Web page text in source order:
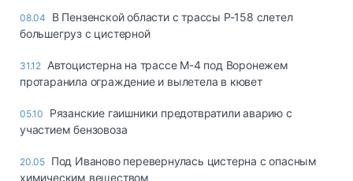
Коммерческий
транспорт
Спецтехника
запчасти, шины
08.04
В Пензенской области с трассы Р-158 слетел
большегруз с цистерной
31.12 Автоцистерна на трассе М-4 под Воронежем
протаранила ограждение и вылетела в кювет
05.10
Рязанские гаишники предотвратили аварию с
участием бензовоза
20.05 Под Иваново перевернулась цистерна с опасным
химическим веществом